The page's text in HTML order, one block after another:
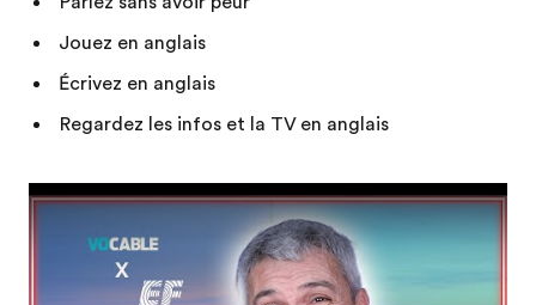
Jouez en anglais
Écrivez en anglais
Regardez les infos et la TV en anglais
Play